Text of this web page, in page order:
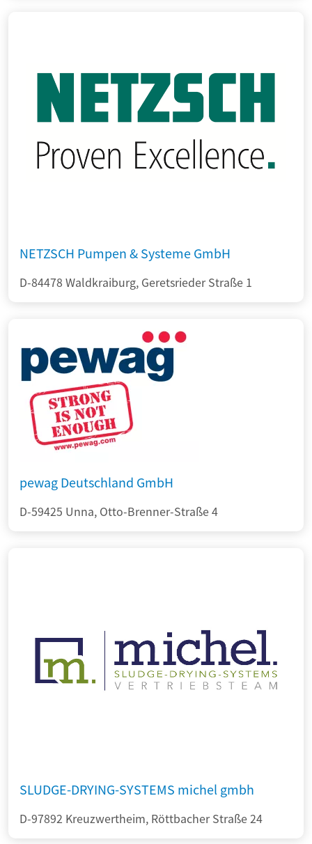
NETZSCH Pumpen & Systeme GmbH
D-84478 Waldkraiburg, Geretsrieder Straße 1
pewag Deutschland GmbH
D-59425 Unna, Otto-Brenner-Straße 4
SLUDGE-DRYING-SYSTEMS michel gmbh
D-97892 Kreuzwertheim, Röttbacher Straße 24